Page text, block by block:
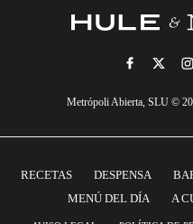
Metrópoli Abierta, SLU ©
RECETAS DESPENSA
MENÚ DEL DÍA
A